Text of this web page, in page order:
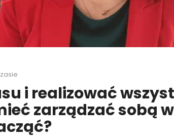
i realizować
zarządzać sobą